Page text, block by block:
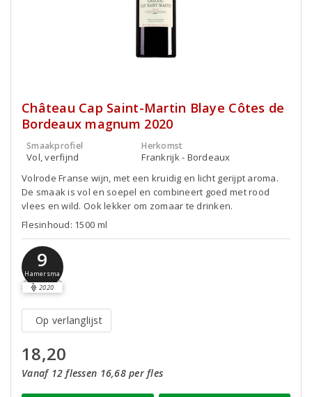
Château Cap Saint-Martin Blaye Côtes de
Bordeaux magnum 2020
Smaakprofiel
Vol, verfijnd
Herkomst
Frankrijk - Bordeaux
Volrode Franse wijn, met een kruidig en licht gerijpt aroma.
De smaak is vol en soepel en combineert goed met rood
vlees en wild. Ook lekker om zomaar te drinken.
Flesinhoud: 1500 ml
9
Hamersma
2020
Op verlanglijst
18,20
Vanaf 12 flessen 16,68 per fles